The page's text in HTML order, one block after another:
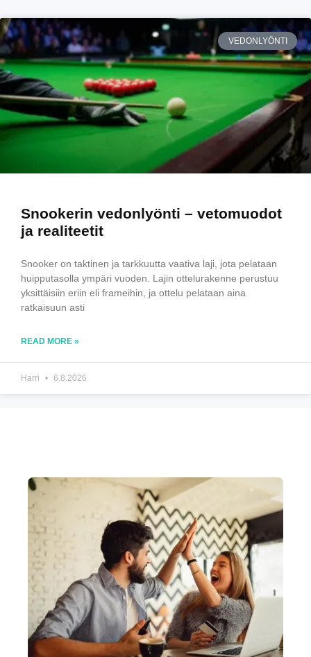
VEDONLYÖNTI
Snookerin vedonlyönti – vetomuodot
ja realiteetit
Snooker on taktinen ja tarkkuutta vaativa laji, jota pelataan
huipputasolla ympäri vuoden. Lajin ottelurakenne perustuu
yksittäisiin eriin eli frameihin, ja ottelu pelataan aina
ratkaisuun asti
READ MORE »
Harri 6.8.2026